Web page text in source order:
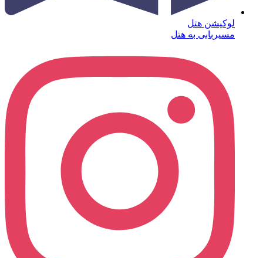
لوکیشن هتل
مسیربابی به هتل